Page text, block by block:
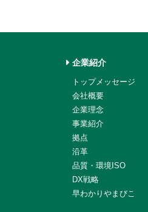
企業紹介
トップメッセージ
会社概要
企業理念
事業紹介
拠点
沿革
品質・環境ISO
DX戦略
早わかりやまびこ